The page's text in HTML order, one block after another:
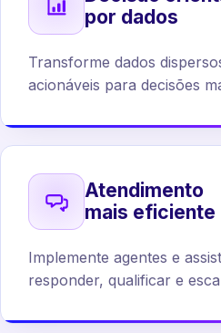
por dados
Transforme dados
acionáveis para decisões
Atendimento
mais eficiente
Implemente agentes e
responder, qualificar e